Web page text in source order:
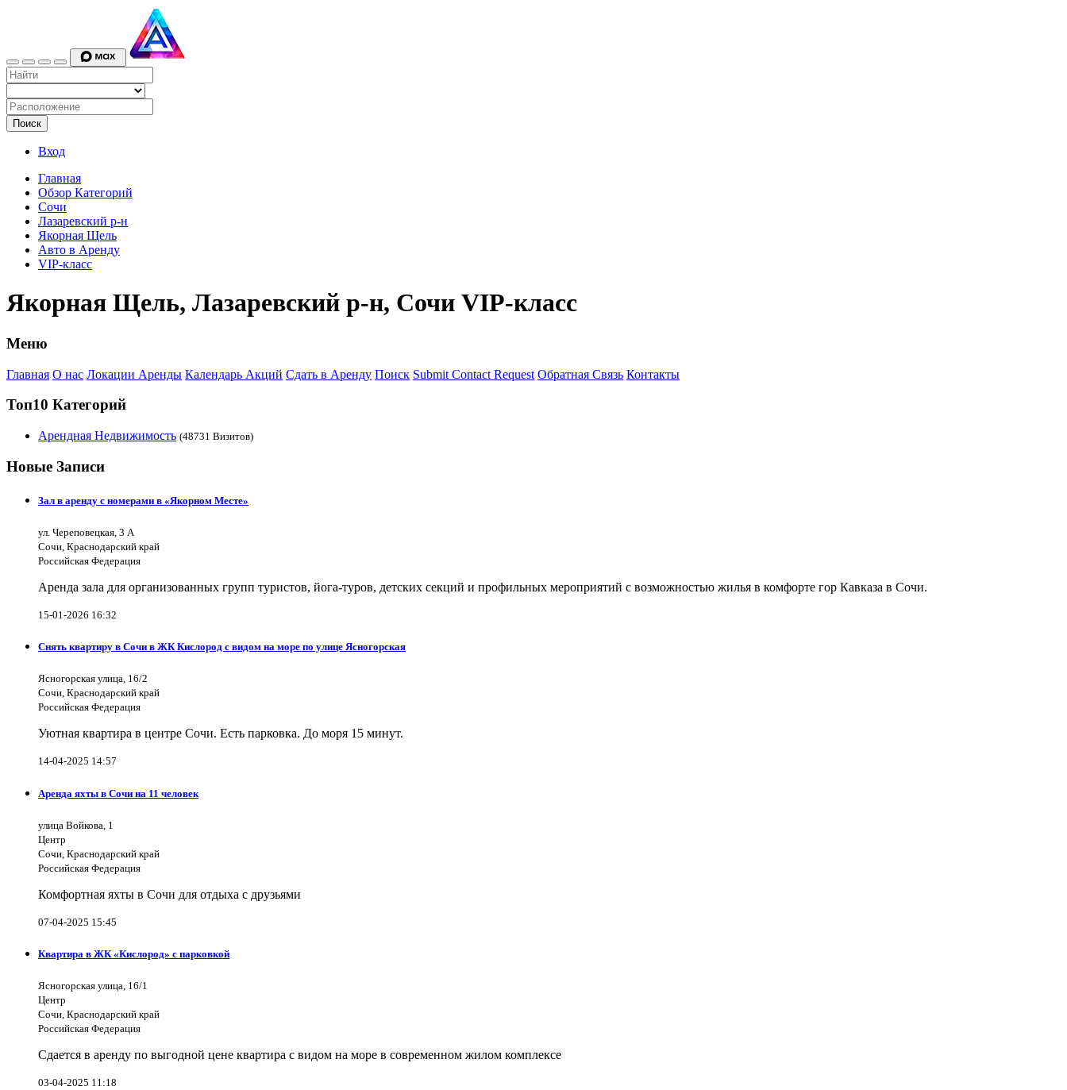
Поиск
Вход
Главная
Обзор Категорий
Сочи
Лазаревский р-н
Якорная Щель
Авто в Аренду
VIP-класс
Якорная Щель, Лазаревский р-н, Сочи VIP-класс
Меню
Главная О нас Локации Аренды Календарь Акций Сдать в Аренду Поиск Submit Contact Request Обратная Связь Контакты
Топ10 Категорий
Арендная Недвижимость (48731 Визитов)
Новые Записи
Зал в аренду с номерами в «Якорном Месте»
ул. Череповецкая, 3 А
Сочи, Краснодарский край
Российская Федерация
Аренда зала для организованных групп туристов, йога-туров, детских секций и профильных мероприятий с возможностью жилья в комфорте гор Кавказа в Сочи.
15-01-2026 16:32
Снять квартиру в Сочи в ЖК Кислород с видом на море по улице Ясногорская
Ясногорская улица, 16/2
Сочи, Краснодарский край
Российская Федерация
Уютная квартира в центре Сочи. Есть парковка. До моря 15 минут.
14-04-2025 14:57
Аренда яхты в Сочи на 11 человек
улица Войкова, 1
Центр
Сочи, Краснодарский край
Российская Федерация
Комфортная яхты в Сочи для отдыха с друзьями
07-04-2025 15:45
Квартира в ЖК «Кислород» с парковкой
Ясногорская улица, 16/1
Центр
Сочи, Краснодарский край
Российская Федерация
Сдается в аренду по выгодной цене квартира с видом на море в современном жилом комплексе
03-04-2025 11:18